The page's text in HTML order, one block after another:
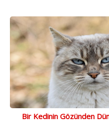
Bir Kedinin Gözünden